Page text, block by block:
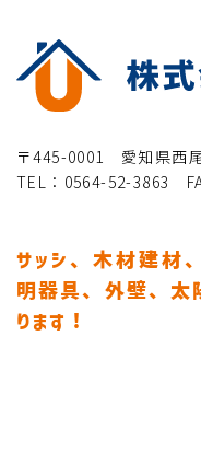
〒445-0001 愛知県西
TEL：0564-52-3863
サッシ、木材建材、
明器具、外壁、太
ります！